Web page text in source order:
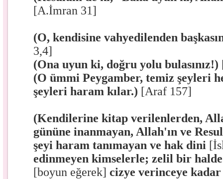
[A.İmran 31]
(O, kendisine vahyedilenden
3,4]
(Ona uyun ki, doğru yolu bulasınız!)
(O ümmi Peygamber, temiz şeyleri
şeyleri haram kılar.) [Araf 157]
(Kendilerine kitap verilenlerden,
gününe inanmayan, Allah'ın ve
şeyi haram tanımayan ve hak dini
edinmeyen kimselerle; zelil bir
[boyun eğerek]cizye verinceye kadar